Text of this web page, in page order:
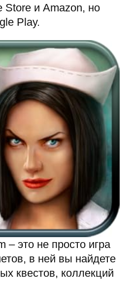
Store и Amazon, но
Play.
– это не просто игра
в ней вы найдете
квестов, коллекций